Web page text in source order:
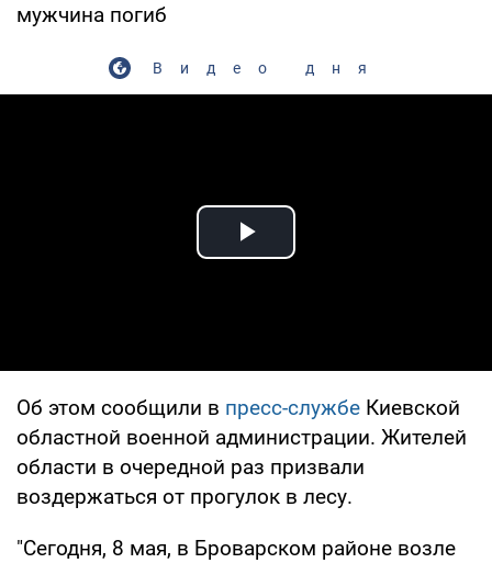
мужчина погиб
Видео дня
Play Video
Об этом сообщили в пресс-службе Киевской
областной военной администрации. Жителей
области в очередной раз призвали
воздержаться от прогулок в лесу.
"Сегодня, 8 мая, в Броварском районе возле